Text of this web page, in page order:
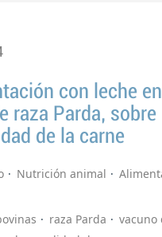
con leche
raza Parda, sobre
de la carne
Nutrición animal
raza Parda
vacuno